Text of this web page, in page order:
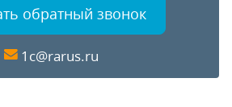
обратный звонок
1c@rarus.ru